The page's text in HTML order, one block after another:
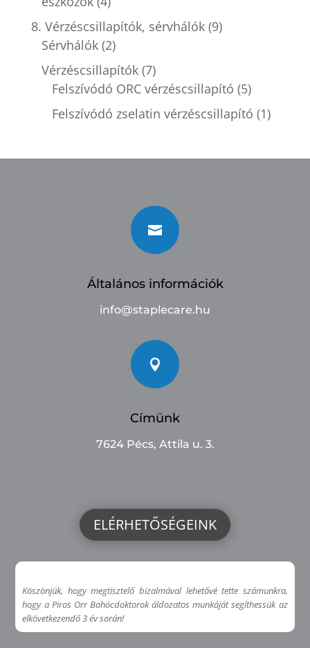
8. Vérzéscsillapítók, sérvhálók (9)
Sérvhálók (2)
Vérzéscsillapítók (7)
Felszívódó ORC vérzéscsillapító (5)
Felszívódó zselatin vérzéscsillapító (1)

Általános információk
info@staplecare.hu

Címünk
7624 Pécs, Attila u. 3.
ELÉRHETŐSÉGEINK
Köszönjük, hogy megtisztelő bizalmával lehetővé tette számunkra,
hogy a Piros Orr Bohócdoktorok áldozatos munkáját segíthessük az
elkövetkezendő 3 év során!